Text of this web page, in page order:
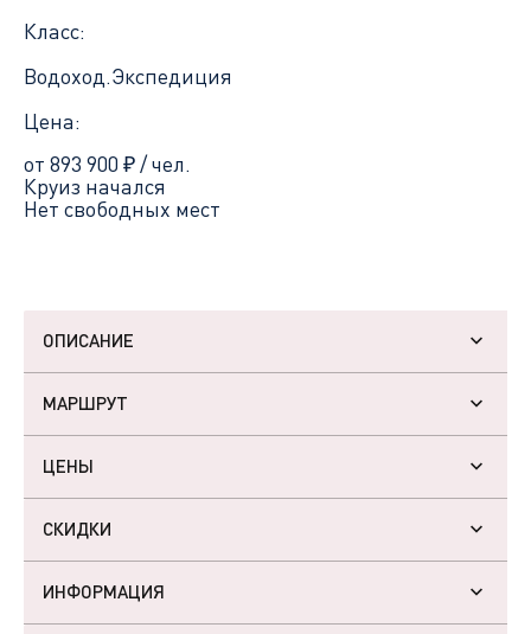
Класс:
Водоход.Экспедиция
Цена:
от 893 900 ₽/ чел.
Круиз начался
Нет свободных мест
ОПИСАНИЕ
МАРШРУТ
ЦЕНЫ
СКИДКИ
ИНФОРМАЦИЯ